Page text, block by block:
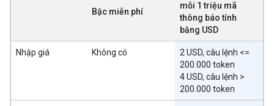
Bậc miễn phí
mỗi 1 triệu mã
thông báo tính
bằng USD
Nhập giá Không có
2 USD, câu lệnh <=
200.000 token
4 USD, câu lệnh >
200.000 token